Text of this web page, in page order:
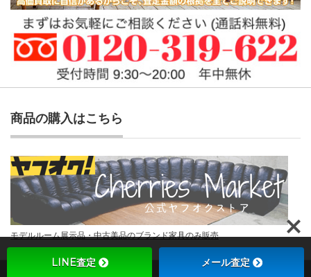
商品の購入はこちら
モデルルーム展示品・中古美品のブランド家具のみ販売
LINE査定 メール査定